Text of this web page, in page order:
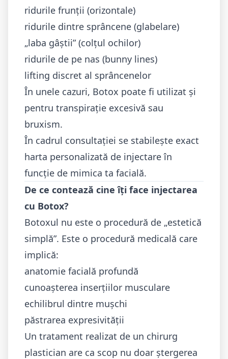
ridurile frunții (orizontale)
ridurile dintre sprâncene (glabelare)
„laba gâștii” (colțul ochilor)
ridurile de pe nas (bunny lines)
lifting discret al sprâncenelor
În unele cazuri, Botox poate fi utilizat și
pentru transpirație excesivă sau
bruxism.
În cadrul consultației se stabilește exact
harta personalizată de injectare în
funcție de mimica ta facială.
De ce contează cine îți face injectarea
cu Botox?
Botoxul nu este o procedură de „estetică
simplă”. Este o procedură medicală care
implică:
anatomie facială profundă
cunoașterea inserțiilor musculare
echilibrul dintre mușchi
păstrarea expresivității
Un tratament realizat de un chirurg
plastician are ca scop nu doar ștergerea